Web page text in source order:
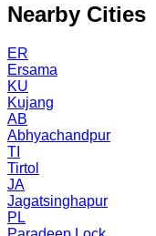
Nearby Cities
ER
Ersama
KU
Kujang
AB
Abhyachandpur
TI
Tirtol
JA
Jagatsinghapur
PL